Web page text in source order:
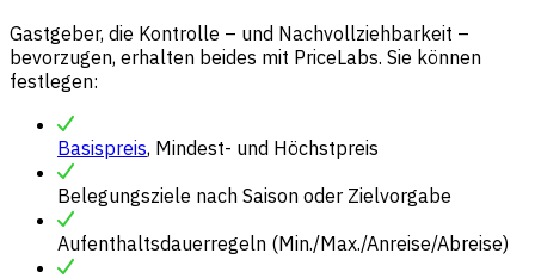
Gastgeber, die Kontrolle – und Nachvollziehbarkeit –
bevorzugen, erhalten beides mit PriceLabs. Sie können
festlegen:
Basispreis, Mindest- und Höchstpreis
Belegungsziele nach Saison oder Zielvorgabe
Aufenthaltsdauerregeln (Min./Max./Anreise/Abreise)